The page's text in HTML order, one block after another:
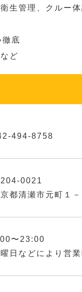
生管理、クルー
徹底
ど
494-8758
0021
都清瀬市元町１－
〜23:00
日などにより営業